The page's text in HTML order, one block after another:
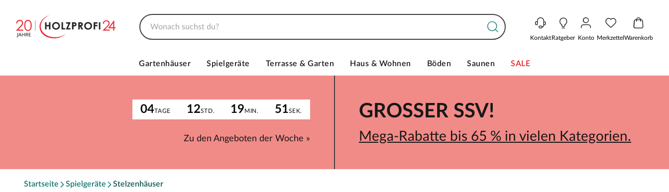
KontaktRatgeber Konto MerkzettelWarenkorb
Gartenhäuser Spielgeräte Terrasse & Garten Haus & Wohnen Böden Saunen SALE
04TAGE 12STD. 19MIN. 51SEK.
Zu den Angeboten der Woche »
GROSSER SSV!
Mega-Rabatte bis 65 % in vielen Kategorien.
Startseite Spielgeräte Stelzenhäuser